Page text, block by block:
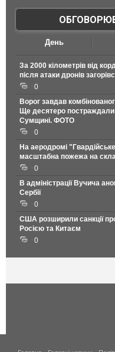
День
За 2000 кілометрів від
після атаки дронів
0
Ворог завдав
Ще десятеро
Сумщині. ФОТО
0
На аеродромі
масштабна пожежа на
0
В адміністрації Вучича
Сербії
0
США розширили санкції
Росією та Китаєм
0